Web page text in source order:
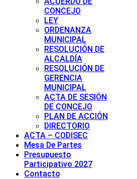
CONCEJO
LEY
ORDENANZA
MUNICIPAL
RESOLUCIÓN DE
ALCALDÍA
RESOLUCIÓN DE
GERENCIA
MUNICIPAL
ACTA DE SESIÓN
DE CONCEJO
PLAN DE ACCIÓN
DIRECTORIO
ACTA – CODISEC
Mesa De Partes
Presupuesto
Participativo 2027
Contacto